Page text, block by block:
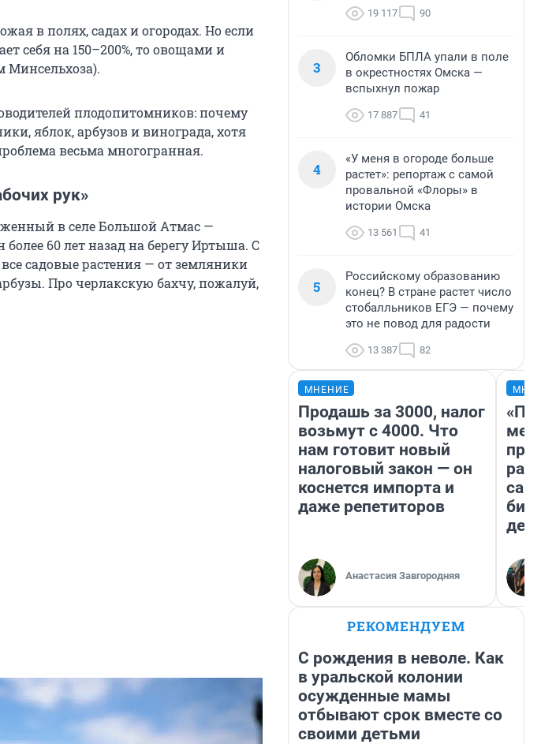
в полях, садах и огородах. Но если
себя на 150–200%, то овощами и
Минсельхоза).
плодопитомников: почему
яблок, арбузов и винограда, хотя
весьма многогранная.
рук»
в селе Большой Атмас —
60 лет назад на берегу Иртыша. С
садовые растения — от земляники
Про черлакскую бахчу, пожалуй,
19 117 90
3
Обломки БПЛА упали в поле
в окрестностях Омска —
вспыхнул пожар
17 887 41
4
«У меня в огороде больше
растет»: репортаж с самой
провальной «Флоры» в
истории Омска
13 561 41
5
Российскому образованию
конец? В стране растет число
стобалльников ЕГЭ — почему
это не повод для радости
13 387 82
МНЕНИЕ
Продашь за 3000, налог
возьмут с 4000. Что
нам готовит новый
налоговый закон — он
коснется импорта и
даже репетиторов
Анастасия Завгородняя
РЕКОМЕНДУЕМ
С рождения в неволе. Как
в уральской колонии
осужденные мамы
отбывают срок вместе со
своими детьми